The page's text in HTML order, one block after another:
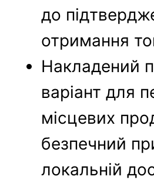
до
отримання
Накладений
варіант для
місцевих
безпечний
локальній